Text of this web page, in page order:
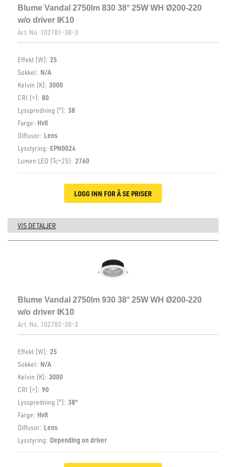
Blume Vandal 2750lm 830 38° 25W WH Ø200-220
w/o driver IK10
Art. No. 102781-38-3
Effekt [W]: 25
Sokkel: N/A
Kelvin [K]: 3000
CRI [>]: 80
Lysspredning [°]: 38
Farge: Hvit
Diffusor: Lens
Lysstyring: EPN0024
Lumen LED (Tc=25): 2760
LOGG INN FOR Å SE PRISER
VIS DETALJER
Blume Vandal 2750lm 930 38° 25W WH Ø200-220
w/o driver IK10
Art. No. 102782-38-3
Effekt [W]: 25
Sokkel: N/A
Kelvin [K]: 3000
CRI [>]: 90
Lysspredning [°]: 38°
Farge: Hvit
Diffusor: Lens
Lysstyring: Depending on driver